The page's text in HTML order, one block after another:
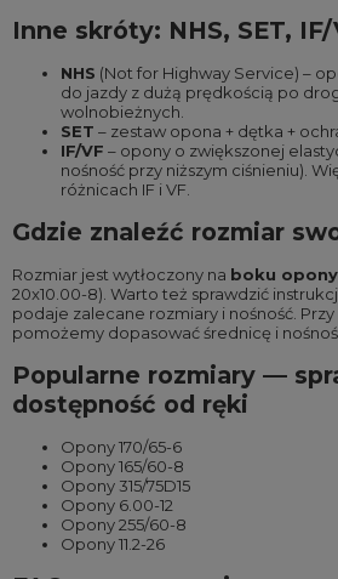
Inne skróty: NHS, SET,
NHS (Not for Highway Service) –
do jazdy z dużą prędkością po
wolnobieżnych.
SET – zestaw opona + dętka +
IF/VF – opony o zwiększonej
nośność przy niższym ciśnieniu).
różnicach IF i VF
Gdzie znaleźć rozmiar
Rozmiar jest wytłoczony na boku opony
20x10.00-8). Warto też sprawdzić
podaje zalecane rozmiary i nośność.
pomożemy dopasować średnicę i
Popularne rozmiary —
dostępność od ręki
Opony 170/65-6
Opony 165/60-8
Opony 315/75D15
Opony 6.00-12
Opony 255/60-8
Opony 11.2-26